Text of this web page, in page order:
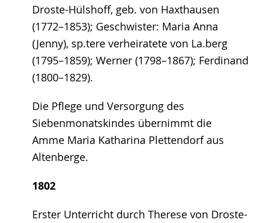
Droste-Hülshoff, geb. von Haxthausen
(1772–1853); Geschwister: Maria Anna
(Jenny), sp.tere verheiratete von La.berg
(1795–1859); Werner (1798–1867); Ferdinand
(1800–1829).
Die Pflege und Versorgung des
Siebenmonatskindes übernimmt die
Amme Maria Katharina Plettendorf aus
Altenberge.
1802
Erster Unterricht durch Therese von Droste-